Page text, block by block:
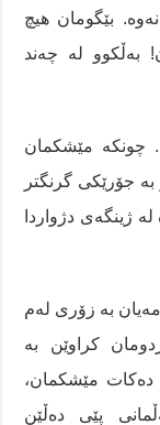
بێگومان هیچ
بەڵکوو لە چەند
چونکە مێشکمان
جۆرێکی گرنگتر
ژینگەی دژواردا
بە زۆری لەم
کراوێن بە
مێشکمان،
پێی دەڵێن